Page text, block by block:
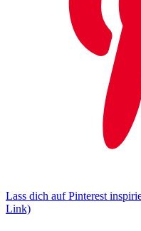
Lass dich auf Pinterest
Link)